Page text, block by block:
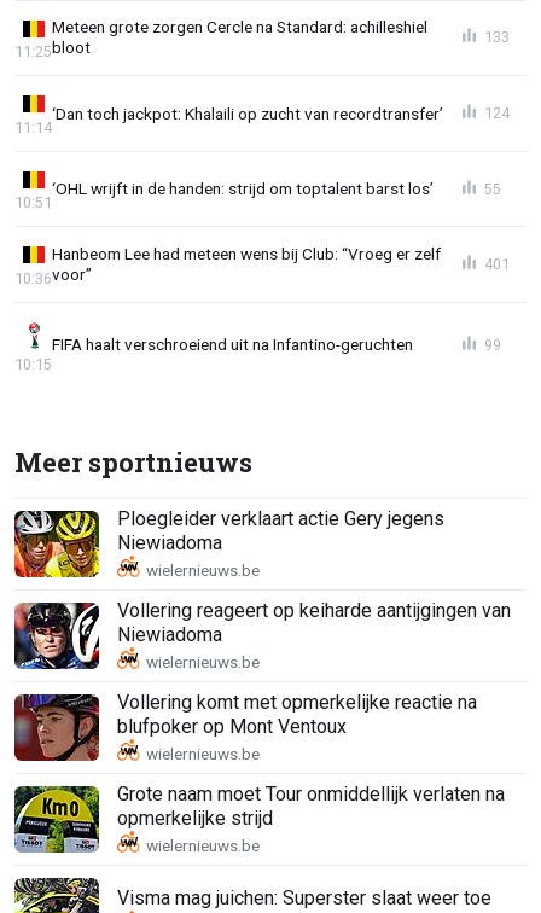
Meteen grote zorgen Cercle na Standard: achilleshiel
bloot
11:25
133
‘Dan toch jackpot: Khalaili op zucht van recordtransfer’
11:14
124
‘OHL wrijft in de handen: strijd om toptalent barst los’
10:51
55
Hanbeom Lee had meteen wens bij Club: “Vroeg er zelf
voor”
10:36
401
FIFA haalt verschroeiend uit na Infantino-geruchten
10:15
99
Meer sportnieuws
Ploegleider verklaart actie Gery jegens
Niewiadoma
Vollering reageert op keiharde aantijgingen van
Niewiadoma
Vollering komt met opmerkelijke reactie na
blufpoker op Mont Ventoux
Grote naam moet Tour onmiddellijk verlaten na
opmerkelijke strijd
Visma mag juichen: Superster slaat weer toe